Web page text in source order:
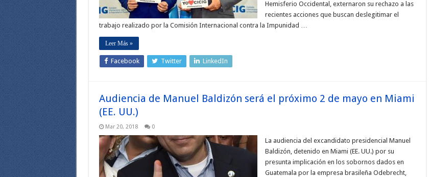
Hemisferio Occidental, externaron su rechazo a las
recientes acciones que buscan deslegitimar el
trabajo realizado por la Comisión Internacional contra la Impunidad …
Leer Más »
Facebook Twitter LinkedIn
Audiencia de Manuel Baldizón será el próximo 2 de mayo en Miami
(EE. UU.)
Mar 20, 2018 0
La audiencia del excandidato presidencial Manuel
Baldizón, detenido en Miami (EE. UU.) por su
presunta implicación en los sobornos dados en
Guatemala por la empresa brasileña Odebrecht,